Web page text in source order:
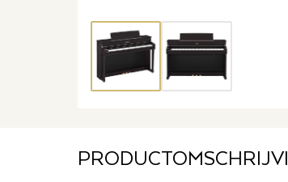
Thumbnail 1 Thumbnail 2